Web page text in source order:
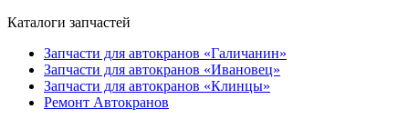
Каталоги запчастей
Запчасти для автокранов «Галичанин»
Запчасти для автокранов «Ивановец»
Запчасти для автокранов «Клинцы»
Ремонт Автокранов